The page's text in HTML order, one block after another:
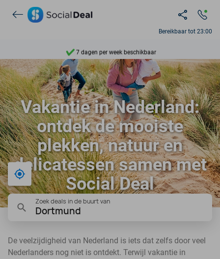
Bereikbaar tot 23:00
7 dagen per week beschikbaar
10+ miljoen leden
9,4
Ontdek 15.000+ deals
Vakantie in Nederland:
ontdek de mooiste
plekken, natuur en
delicatessen samen met
Social Deal
Bij mij in de buurt
Zoek deals in de buurt van
Dortmund
De veelzijdigheid van Nederland is iets dat zelfs door veel
Nederlanders nog niet is ontdekt. Terwijl vakantie in